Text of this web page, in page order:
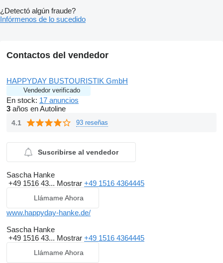
¿Detectó algún fraude?
Infórmenos de lo sucedido
Contactos del vendedor
HAPPYDAY BUSTOURISTIK GmbH
Vendedor verificado
En stock: 17 anuncios
3 años en Autoline
4.1 93 reseñas
Suscribirse al vendedor
Sascha Hanke
+49 1516 43... Mostrar +49 1516 4364445
Llámame Ahora
www.happyday-hanke.de/
Sascha Hanke
+49 1516 43... Mostrar +49 1516 4364445
Llámame Ahora